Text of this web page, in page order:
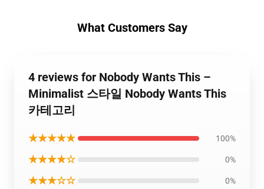
What Customers Say
4 reviews for Nobody Wants This –
Minimalist 스타일 Nobody Wants This
카테고리
★★★★★ 100%
★★★★☆ 0%
★★★☆☆ 0%